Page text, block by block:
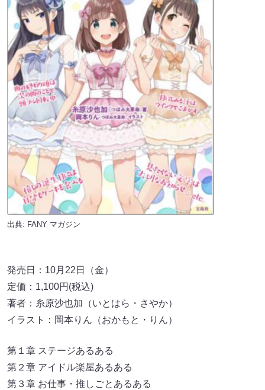
出典: FANY マガジン
発売日：10月22日（金）
定価：1,100円(税込)
著者：糸原沙也加（いとはら・さやか）
イラスト：岡本りん（おかもと・りん）
第１章 ステージあるある
第２章 アイドル楽屋あるある
第３章 お仕事・推しごとあるある